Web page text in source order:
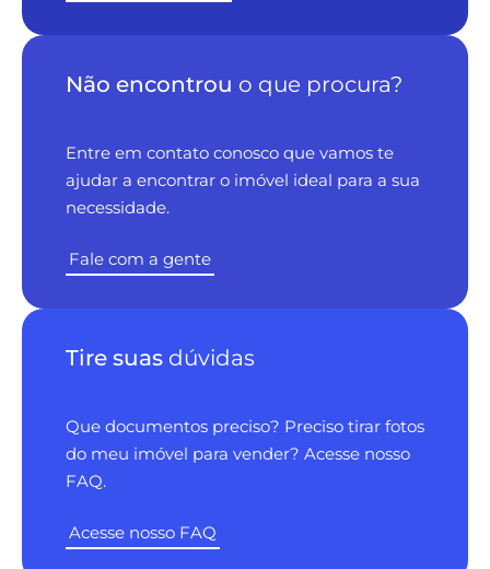
Não encontrou o que procura?
Entre em contato conosco que vamos te
ajudar a encontrar o imóvel ideal para a sua
necessidade.
Fale com a gente
Tire suas dúvidas
Que documentos preciso? Preciso tirar fotos
do meu imóvel para vender? Acesse nosso
FAQ.
Acesse nosso FAQ